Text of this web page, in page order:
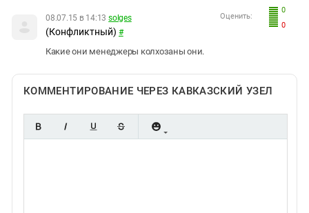
0
0
Оценить:
08.07.15 в 14:13 solges
(Конфликтный) #
Какие они менеджеры колхозаны они.
КОММЕНТИРОВАНИЕ ЧЕРЕЗ КАВКАЗСКИЙ УЗЕЛ